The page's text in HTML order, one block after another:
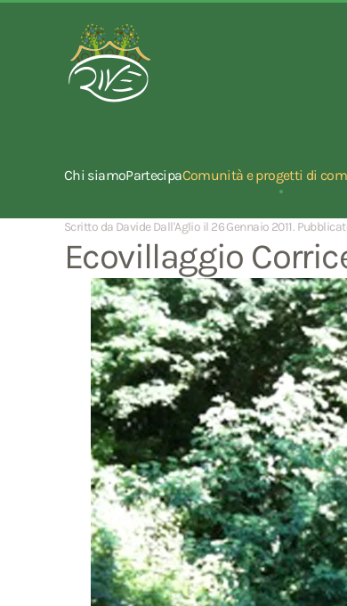
Chi siamoPartecipaComunità e progetti di
Scritto da Davide Dall'Aglio il 26 Gennaio 2011.
Ecovillaggio